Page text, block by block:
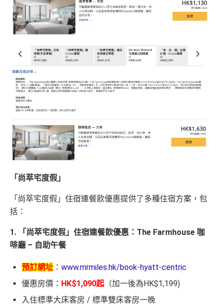
「尚萃宅度假」
「尚萃宅度假」住宿連餐飲優惠提供了多種住宿方案，包
括：
1. 「尚萃宅度假」住宿連餐飲優惠：The Farmhouse 咖
啡廳 – 自助午餐
預訂網址 ： www.mrmiles.hk/book-hyatt-centric
優惠房價： HK$1,090起（加一後為HK$1,199)
入住標準大床客房 / 標準雙床客房一晚